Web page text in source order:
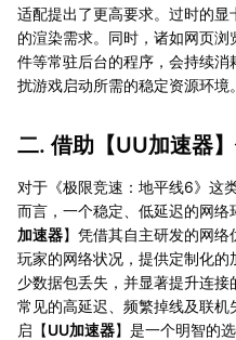
适配提出了更高要求。过时的
的渲染需求。同时，诸如网页
件等常驻后台的程序，会持续
扰游戏启动所需的稳定资源环境。
二. 借助【UU加速器
对于《极限竞速：地平线6》这
而言，一个稳定、低延迟的网
加速器】凭借其自主研发的网
玩家的网络状况，提供定制化
少数据包丢失，并显著提升连
常见的高延迟、频繁掉线及联
启【UU加速器】是一个明智的